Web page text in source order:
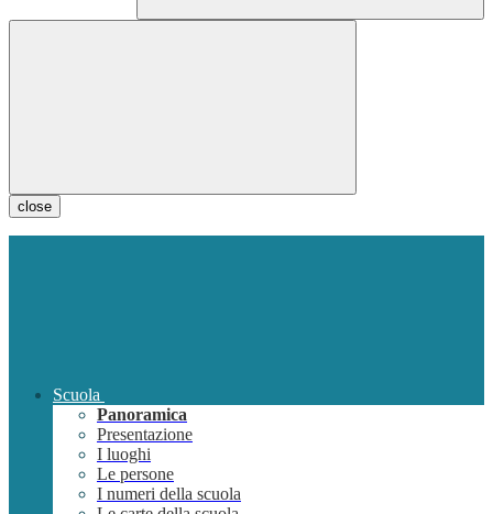
close
Scuola
Panoramica
Presentazione
I luoghi
Le persone
I numeri della scuola